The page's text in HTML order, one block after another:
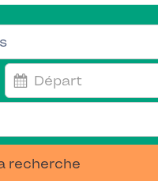
recherche